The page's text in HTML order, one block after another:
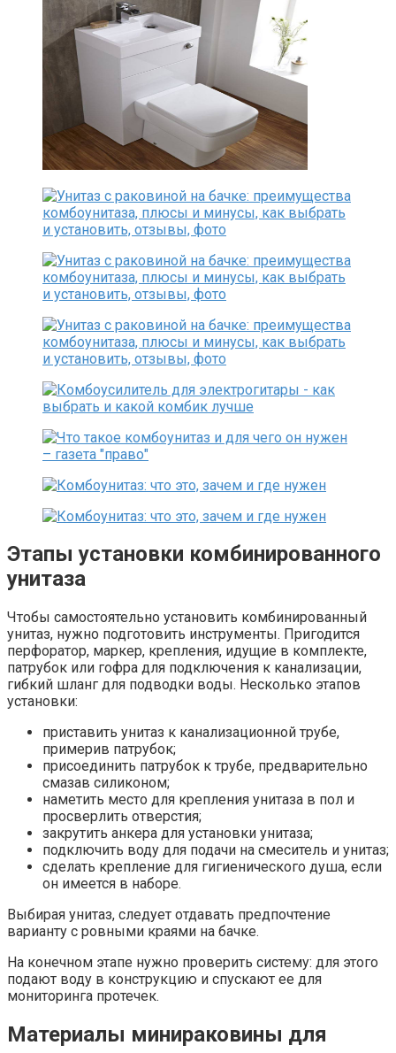
Этапы установки комбинированного
унитаза
Чтобы самостоятельно установить комбинированный
унитаз, нужно подготовить инструменты. Пригодится
перфоратор, маркер, крепления, идущие в комплекте,
патрубок или гофра для подключения к канализации,
гибкий шланг для подводки воды. Несколько этапов
установки:
приставить унитаз к канализационной трубе,
примерив патрубок;
присоединить патрубок к трубе, предварительно
смазав силиконом;
наметить место для крепления унитаза в пол и
просверлить отверстия;
закрутить анкера для установки унитаза;
подключить воду для подачи на смеситель и унитаз;
сделать крепление для гигиенического душа, если
он имеется в наборе.
Выбирая унитаз, следует отдавать предпочтение
варианту с ровными краями на бачке.
На конечном этапе нужно проверить систему: для этого
подают воду в конструкцию и спускают ее для
мониторинга протечек.
Материалы минираковины для